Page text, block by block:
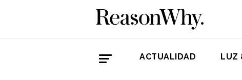
ACTUALIDAD LUZ